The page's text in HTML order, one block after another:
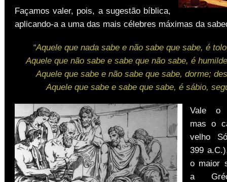
Façamos valer, pois, a sugestão bíblica,
aplicando-a a uma das mais célebres máximas da
“Aquele que nada sabe e não sabe que sabe, é
Aquele que não sabe e sabe que não sabe, é
Aquele que sabe e não sabe que sabe, dorme;
Aquele que sabe e sabe que sabe, é sábio,
Vale o
mas o
velho
399
o maior
a